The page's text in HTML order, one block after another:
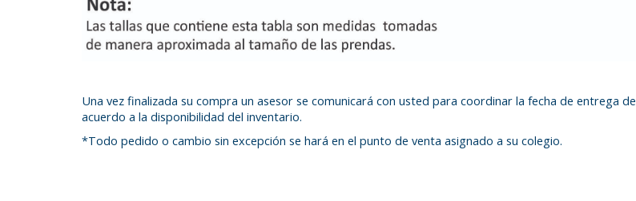
Una vez finalizada su compra un asesor se comunicará con usted para coordinar la fecha de entrega de
acuerdo a la disponibilidad del inventario.
*Todo pedido o cambio sin excepción se hará en el punto de venta asignado a su colegio.